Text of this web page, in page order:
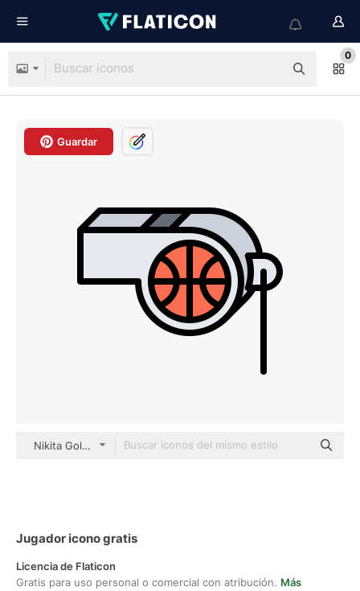
0
Guardar
Nikita Golubev color lineal-color
Jugador icono gratis
Licencia de Flaticon
Gratis para uso personal o comercial con atribución. Más